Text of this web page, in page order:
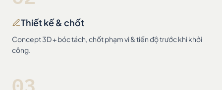
Thiết kế & chốt
Concept 3D + bóc tách, chốt phạm vi & tiến độ trước khi khởi
công.